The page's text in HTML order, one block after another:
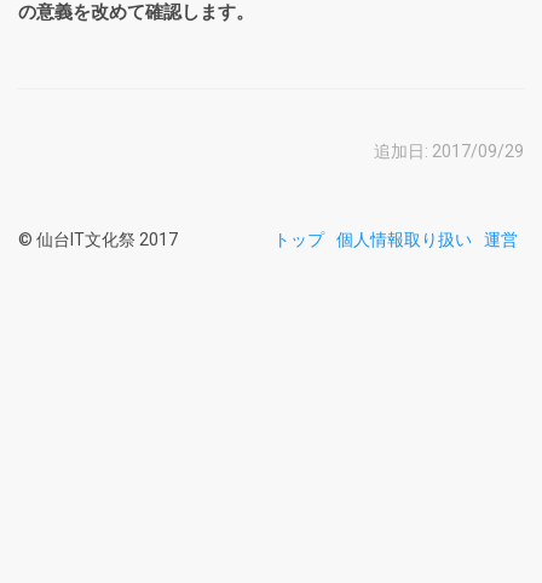
の意義を改めて確認します。
追加日: 2017/09/29
© 仙台IT文化祭 2017 トップ 個人情報取り扱い 運営